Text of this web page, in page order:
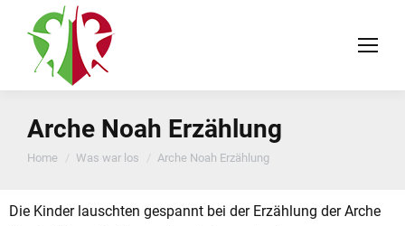
Arche Noah Erzählung
You are here:
Home Was war los Arche Noah Erzählung
Die Kinder lauschten gespannt bei der Erzählung der Arche